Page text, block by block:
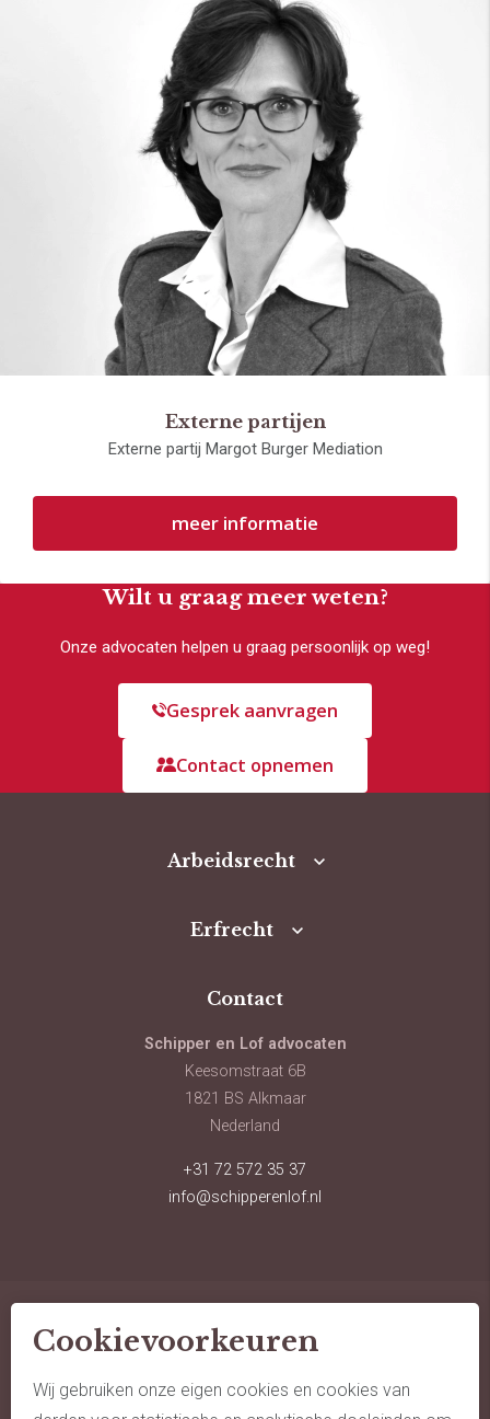
Externe partijen
Externe partij Margot Burger Mediation
meer informatie
Wilt u graag meer weten?
Onze advocaten helpen u graag persoonlijk op weg!
Gesprek aanvragen
Contact opnemen
Arbeidsrecht
Erfrecht
Contact
Schipper en Lof advocaten
Keesomstraat 6B
1821 BS Alkmaar
Nederland
+31 72 572 35 37
info@schipperenlof.nl
© schipper en lof advocaten
sitemap
Cookievoorkeuren
Wij gebruiken onze eigen cookies en cookies van